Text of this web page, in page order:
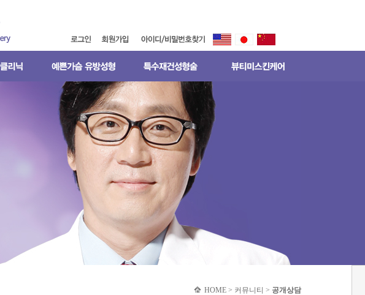
HOME > 커뮤니티 > 공개상담